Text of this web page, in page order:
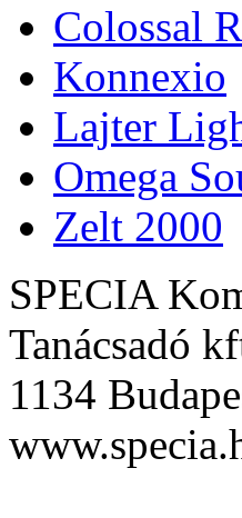
Colossal
Konnexio
Lajter
Omega
Zelt 2000
SPECIA
Tanácsadó
1134